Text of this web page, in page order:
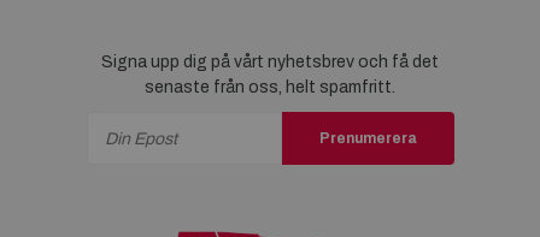
Signa upp dig på vårt nyhetsbrev och få det
senaste från oss, helt spamfritt.
Prenumerera